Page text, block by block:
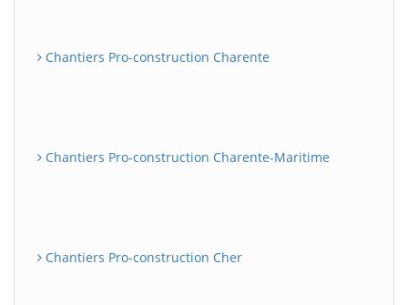
Chantiers Pro-construction Charente
Chantiers Pro-construction Charente-Maritime
Chantiers Pro-construction Cher